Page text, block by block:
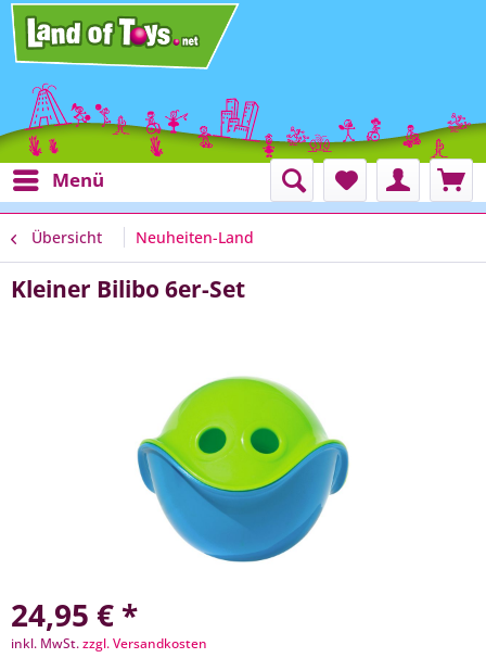
Menü
Übersicht Neuheiten-Land
Kleiner Bilibo 6er-Set
24,95 € *
inkl. MwSt.zzgl. Versandkosten